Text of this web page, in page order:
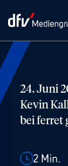
24. Juni
Kevin
bei ferret
2 Min.